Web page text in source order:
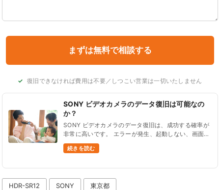
復旧できなければ費用は不要／しつこい営業は一切いたしません
SONY ビデオカメラのデータ復旧は可能なの
か？
SONY ビデオカメラのデータ復旧は、成功する確率が
非常に高いです。 エラーが発生、起動しない、画面が
壊れた、データ削除したなど、ほとんどの状況からデ
ータを復旧できます。 データ復旧に対応している型
続きを読む
HDR-SR12 SONY 東京都